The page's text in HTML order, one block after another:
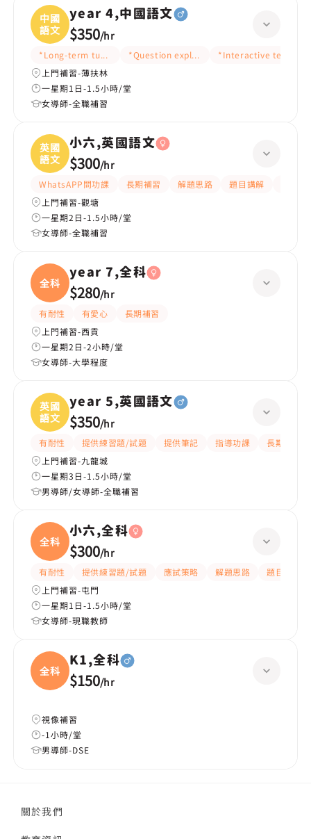
中國
語文
year 4,中國語文
$350/hr
*Long-term tutoring *Question explanation*Interactive teaching
上門補習-薄扶林
一星期1日-1.5小時/堂
女導師-全職補習
英國
語文
小六,英國語文
$300/hr
WhatsAPP問功課 長期補習 解題思路 題目講解
上門補習-觀塘
一星期2日-1.5小時/堂
女導師-全職補習
全科
year 7,全科
$280/hr
有耐性 有愛心
長期補習
上門補習-西貢
一星期2日-2小時/堂
女導師-大學程度
英國
語文
year 5,英國語文
$350/hr
有耐性 提供練習題/試題 提供筆記 指導功課
長期補習
上門補習-九龍城
一星期3日-1.5小時/堂
男導師/女導師-全職補習
全科
小六,全科
$300/hr
有耐性 提供練習題/試題 應試策略 解題思路
題目講解
上門補習-屯門
一星期1日-1.5小時/堂
女導師-現職教師
全科
K1,全科
$150/hr
視像補習
-1小時/堂
男導師-DSE
關於我們